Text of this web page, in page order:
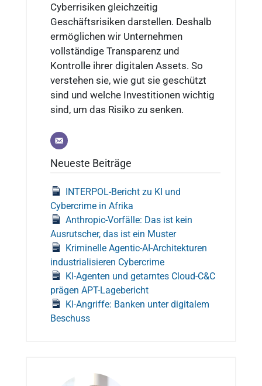
Cyberrisiken gleichzeitig
Geschäftsrisiken darstellen. Deshalb
ermöglichen wir Unternehmen
vollständige Transparenz und
Kontrolle ihrer digitalen Assets. So
verstehen sie, wie gut sie geschützt
sind und welche Investitionen wichtig
sind, um das Risiko zu senken.
Neueste Beiträge
INTERPOL-Bericht zu KI und
Cybercrime in Afrika
Anthropic-Vorfälle: Das ist kein
Ausrutscher, das ist ein Muster
Kriminelle Agentic-AI-Architekturen
industrialisieren Cybercrime
KI-Agenten und getarntes Cloud-C&C
prägen APT-Lagebericht
KI-Angriffe: Banken unter digitalem
Beschuss